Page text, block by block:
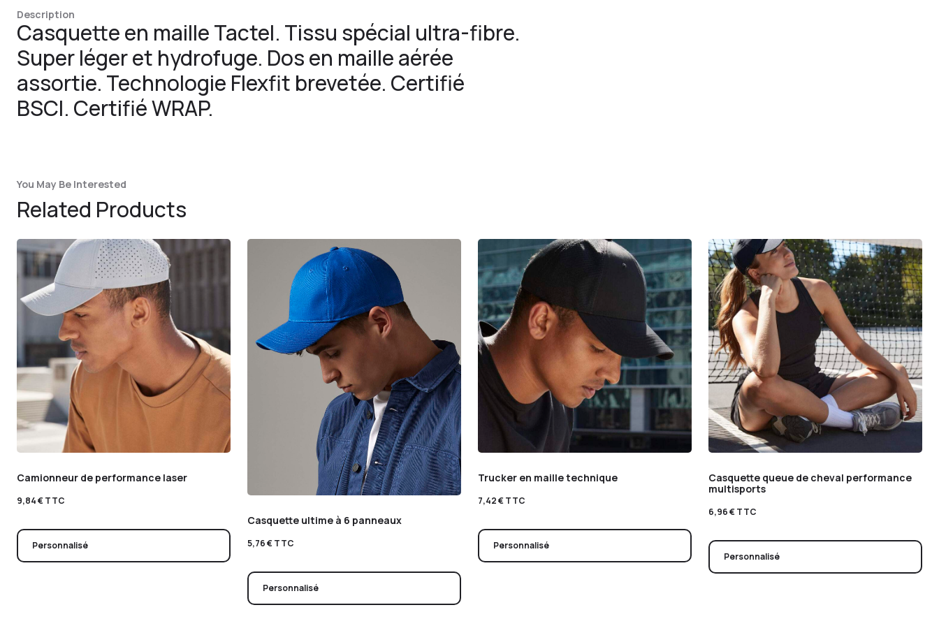
Description
Casquette en maille Tactel. Tissu spécial ultra-fibre.
Super léger et hydrofuge. Dos en maille aérée
assortie. Technologie Flexfit brevetée. Certifié
BSCI. Certifié WRAP.
You May Be Interested
Related Products
Camionneur de performance laser
9,84€TTC
Personnalisé
Casquette ultime à 6 panneaux
5,76€TTC
Personnalisé
Trucker en maille technique
7,42€TTC
Personnalisé
Casquette queue de cheval performance
multisports
6,96€TTC
Personnalisé